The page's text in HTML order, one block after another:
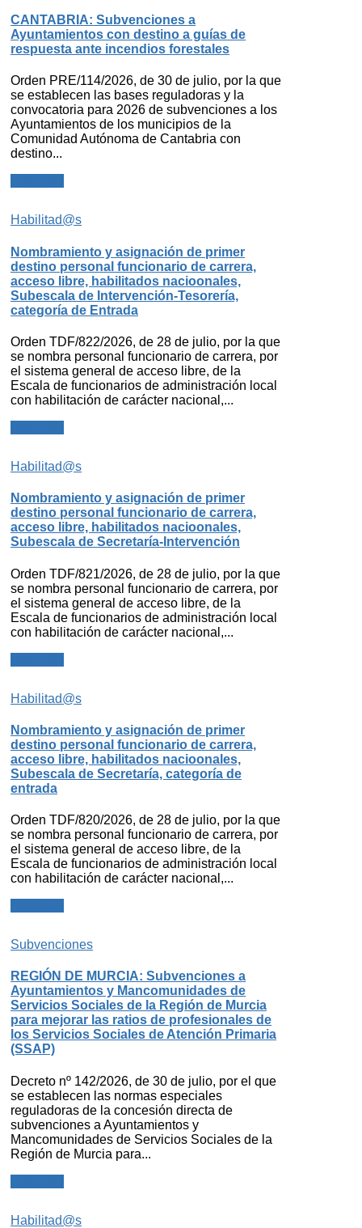
CANTABRIA: Subvenciones a
Ayuntamientos con destino a guías de
respuesta ante incendios forestales
Orden PRE/114/2026, de 30 de julio, por la que
se establecen las bases reguladoras y la
convocatoria para 2026 de subvenciones a los
Ayuntamientos de los municipios de la
Comunidad Autónoma de Cantabria con
destino...
Habilitad@s
Nombramiento y asignación de primer
destino personal funcionario de carrera,
acceso libre, habilitados nacioonales,
Subescala de Intervención-Tesorería,
categoría de Entrada
Orden TDF/822/2026, de 28 de julio, por la que
se nombra personal funcionario de carrera, por
el sistema general de acceso libre, de la
Escala de funcionarios de administración local
con habilitación de carácter nacional,...
Habilitad@s
Nombramiento y asignación de primer
destino personal funcionario de carrera,
acceso libre, habilitados nacioonales,
Subescala de Secretaría-Intervención
Orden TDF/821/2026, de 28 de julio, por la que
se nombra personal funcionario de carrera, por
el sistema general de acceso libre, de la
Escala de funcionarios de administración local
con habilitación de carácter nacional,...
Habilitad@s
Nombramiento y asignación de primer
destino personal funcionario de carrera,
acceso libre, habilitados nacioonales,
Subescala de Secretaría, categoría de
entrada
Orden TDF/820/2026, de 28 de julio, por la que
se nombra personal funcionario de carrera, por
el sistema general de acceso libre, de la
Escala de funcionarios de administración local
con habilitación de carácter nacional,...
Subvenciones
REGIÓN DE MURCIA: Subvenciones a
Ayuntamientos y Mancomunidades de
Servicios Sociales de la Región de Murcia
para mejorar las ratios de profesionales de
los Servicios Sociales de Atención Primaria
(SSAP)
Decreto nº 142/2026, de 30 de julio, por el que
se establecen las normas especiales
reguladoras de la concesión directa de
subvenciones a Ayuntamientos y
Mancomunidades de Servicios Sociales de la
Región de Murcia para...
Habilitad@s